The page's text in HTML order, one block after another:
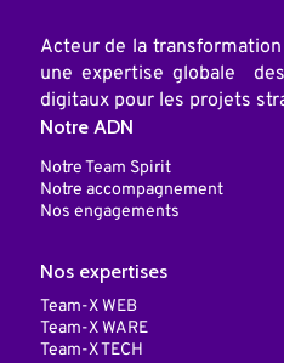
Acteur de la
une expertise globale
digitaux pour les projets
Notre ADN
Notre Team Spirit
Notre accompagnement
Nos engagements
Nos expertises
Team-X WEB
Team-X WARE
Team-X TECH